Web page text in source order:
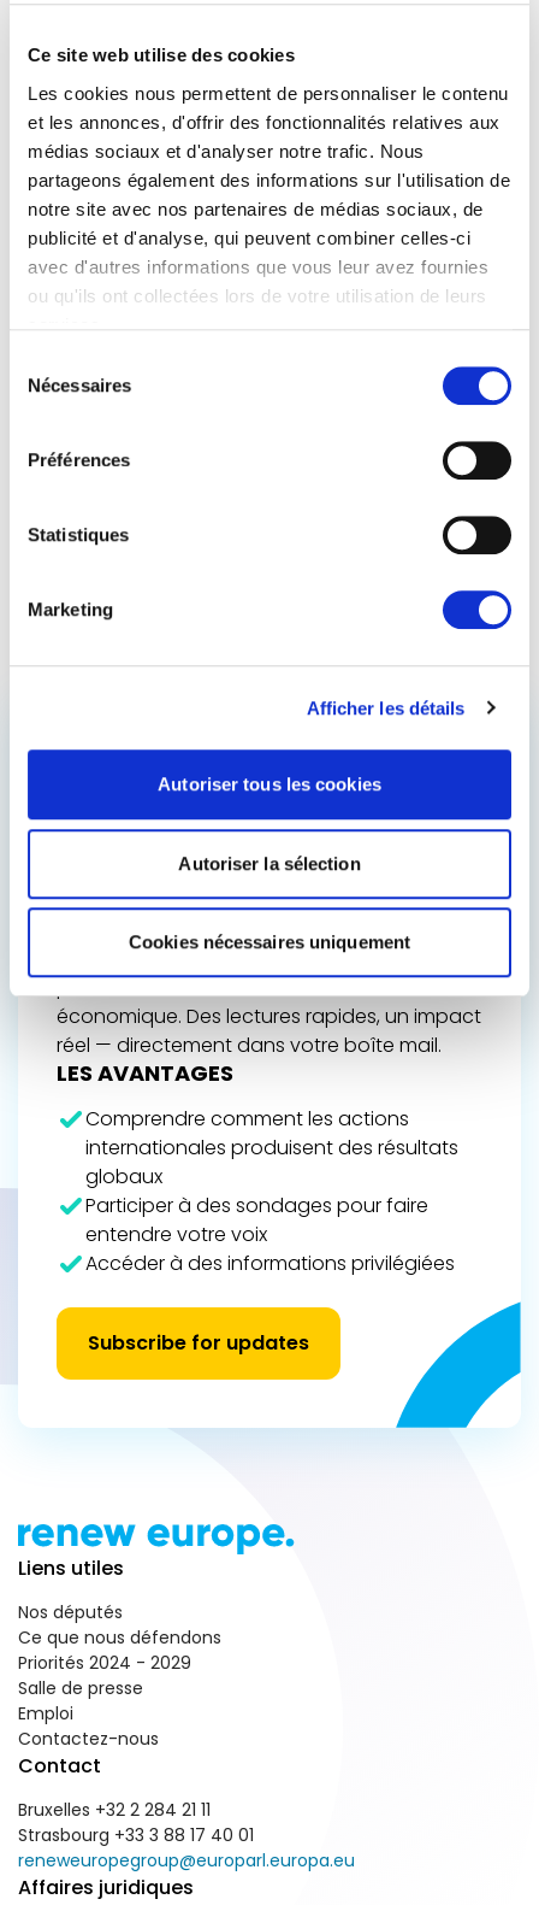
Ce site web utilise des cookies
Les cookies nous permettent de personnaliser le contenu
et les annonces, d'offrir des fonctionnalités relatives aux
médias sociaux et d'analyser notre trafic. Nous
partageons également des informations sur l'utilisation de
notre site avec nos partenaires de médias sociaux, de
publicité et d'analyse, qui peuvent combiner celles-ci
avec d'autres informations que vous leur avez fournies
ou qu'ils ont collectées lors de votre utilisation de leurs
Nécessaires
Préférences
Statistiques
Marketing
Afficher les détails
Autoriser tous les cookies
Autoriser la sélection
Cookies nécessaires uniquement
Aller sur la page de profil de
Aller sur la page de profil
ACCÉDEZ AUX
COULISSES DE
L’AVENIR DE L’EUROPE
Restez informé du travail de Renew Europe,
de ses victoires politiques et des décisions
qui façonnent votre quotidien — de l’action
climatique aux droits numériques, en passant
par la démocratie et la croissance
économique. Des lectures rapides, un impact
réel — directement dans votre boîte mail.
LES AVANTAGES
Comprendre comment les actions
internationales produisent des résultats
globaux
Participer à des sondages pour faire
entendre votre voix
Accéder à des informations privilégiées
Subscribe for updates
Liens utiles
Nos députés
Ce que nous défendons
Priorités 2024 - 2029
Salle de presse
Emploi
Contactez-nous
Contact
Bruxelles +32 2 284 21 11
Strasbourg +33 3 88 17 40 01
reneweuropegroup@europarl.europa.eu
Affaires juridiques